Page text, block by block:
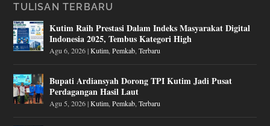
TULISAN TERBARU
Kutim Raih Prestasi Dalam Indeks Masyarakat Digital
Indonesia 2025, Tembus Kategori High
Agu 6, 2026|Kutim ,Pemkab ,Terbaru
Bupati Ardiansyah Dorong TPI Kutim Jadi Pusat
Perdagangan Hasil Laut
Agu 5, 2026|Kutim ,Pemkab ,Terbaru